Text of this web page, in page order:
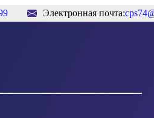
Электронная почта: